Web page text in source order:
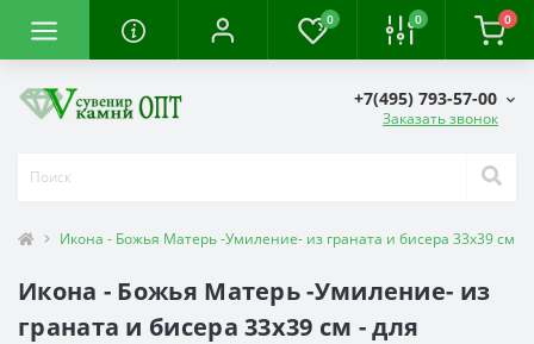
0 0 0
+7(495) 793-57-00
Заказать звонок
Икона - Божья Матерь -Умиление- из граната и бисера 33х39 см
Икона - Божья Матерь -Умиление- из
граната и бисера 33х39 см - для